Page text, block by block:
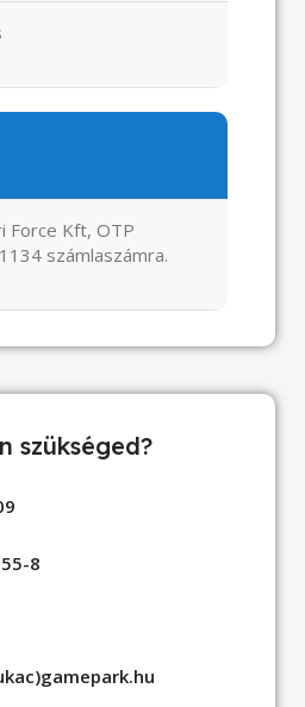
Force Kft, OTP
számlaszámra.
szükséged?
8